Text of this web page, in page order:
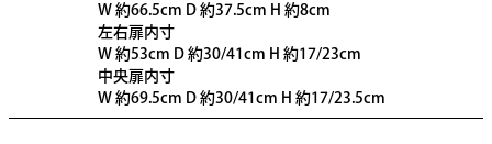
W 約66.5cm D 約37.5cm H 約8cm
左右扉内寸
W 約53cm D 約30/41cm H 約17/23cm
中央扉内寸
W 約69.5cm D 約30/41cm H 約17/23.5cm